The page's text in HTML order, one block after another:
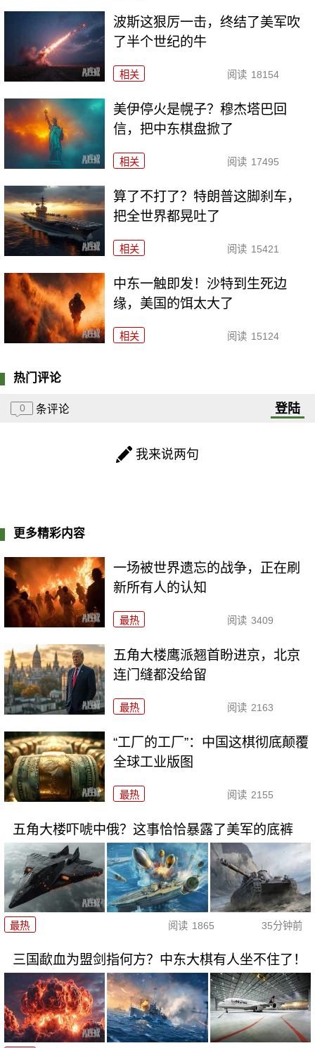
波斯这狠厉一击，终结了美军吹
了半个世纪的牛
相关 阅读 18154
美伊停火是幌子？穆杰塔巴回
信，把中东棋盘掀了
相关 阅读 17495
算了不打了？特朗普这脚刹车，
把全世界都晃吐了
相关 阅读 15421
中东一触即发！沙特到生死边
缘，美国的饵太大了
相关 阅读 15124
热门评论
0 条评论 登陆
我来说两句
更多精彩内容
一场被世界遗忘的战争，正在刷
新所有人的认知
最热 阅读 3409
五角大楼鹰派翘首盼进京，北京
连门缝都没给留
最热 阅读 2163
“工厂的工厂”：中国这棋彻底颠覆
全球工业版图
最热 阅读 2155
五角大楼吓唬中俄？这事恰恰暴露了美军的底裤
最热 阅读 1865 35分钟前
三国歃血为盟剑指何方？中东大棋有人坐不住了！